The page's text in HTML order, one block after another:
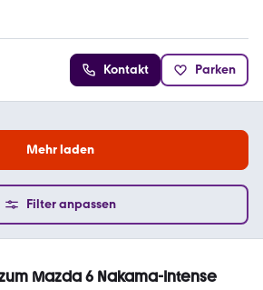
Kontakt Parken
Mehr laden
Filter anpassen
Mazda 6 Nakama-Intense